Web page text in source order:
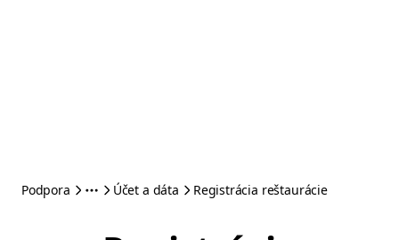
Podpora Účet a dáta Registrácia reštaurácie